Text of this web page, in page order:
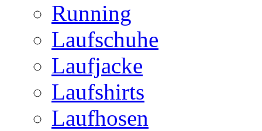
Running
Laufschuhe
Laufjacke
Laufshirts
Laufhosen